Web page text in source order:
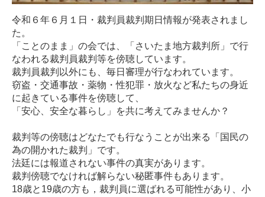
令和６年６月１日・裁判員裁判期日情報が発表されまし
た。
「ことのまま」の会では、「さいたま地方裁判所」で行
なわれる裁判員裁判等を傍聴しています。
裁判員裁判以外にも、毎日審理が行なわれています。
窃盗・交通事故・薬物・性犯罪・放火など私たちの身近
に起きている事件を傍聴して、
「安心、安全な暮らし」を共に考えてみませんか？
裁判等の傍聴はどなたでも行なうことが出来る「国民の
為の開かれた裁判」です。
法廷には報道されない事件の真実があります。
裁判傍聴でなければ解らない秘匿事件もあります。
18歳と19歳の方も，裁判員に選ばれる可能性があり、小